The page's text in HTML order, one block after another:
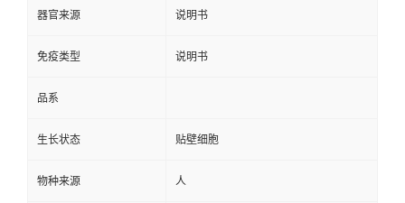
器官来源 说明书
免疫类型 说明书
品系
生长状态 贴壁细胞
物种来源 人